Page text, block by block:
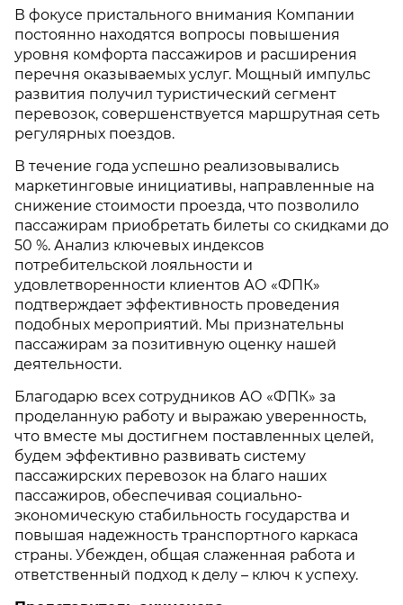
В фокусе пристального внимания Компании
постоянно находятся вопросы повышения
уровня комфорта пассажиров и расширения
перечня оказываемых услуг. Мощный импульс
развития получил туристический сегмент
перевозок, совершенствуется маршрутная сеть
регулярных поездов.
В течение года успешно реализовывались
маркетинговые инициативы, направленные на
снижение стоимости проезда, что позволило
пассажирам приобретать билеты со скидками до
50 %. Анализ ключевых индексов
потребительской лояльности и
удовлетворенности клиентов АО «ФПК»
подтверждает эффективность проведения
подобных мероприятий. Мы признательны
пассажирам за позитивную оценку нашей
деятельности.
Благодарю всех сотрудников АО «ФПК» за
проделанную работу и выражаю уверенность,
что вместе мы достигнем поставленных целей,
будем эффективно развивать систему
пассажирских перевозок на благо наших
пассажиров, обеспечивая социально-
экономическую стабильность государства и
повышая надежность транспортного каркаса
страны. Убежден, общая слаженная работа и
ответственный подход к делу – ключ к успеху.